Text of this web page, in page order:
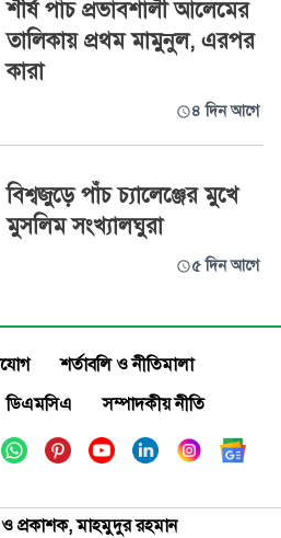
শীর্ষ পাঁচ প্রভাবশালী আলেমের
তালিকায় প্রথম মামুনুল, এরপর
কারা
৪ দিন আগে
বিশ্বজুড়ে পাঁচ চ্যালেঞ্জের মুখে
মুসলিম সংখ্যালঘুরা
৫ দিন আগে
শর্তাবলি ও নীতিমালা
ডিএমসিএ সম্পাদকীয় নীতি
প্রকাশক, মাহমুদুর রহমান